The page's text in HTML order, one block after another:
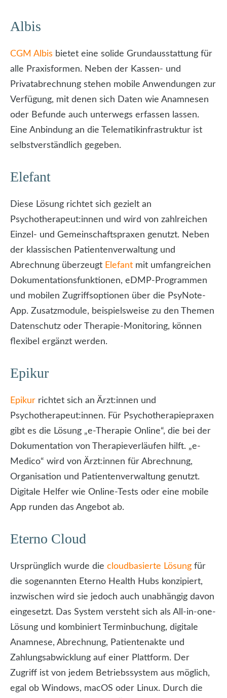
Albis
CGM Albis bietet eine solide Grundausstattung für
alle Praxisformen. Neben der Kassen- und
Privatabrechnung stehen mobile Anwendungen zur
Verfügung, mit denen sich Daten wie Anamnesen
oder Befunde auch unterwegs erfassen lassen.
Eine Anbindung an die Telematikinfrastruktur ist
selbstverständlich gegeben.
Elefant
Diese Lösung richtet sich gezielt an
Psychotherapeut:innen und wird von zahlreichen
Einzel- und Gemeinschaftspraxen genutzt. Neben
der klassischen Patientenverwaltung und
Abrechnung überzeugt Elefant mit umfangreichen
Dokumentationsfunktionen, eDMP-Programmen
und mobilen Zugriffsoptionen über die PsyNote-
App. Zusatzmodule, beispielsweise zu den Themen
Datenschutz oder Therapie-Monitoring, können
flexibel ergänzt werden.
Epikur
Epikur richtet sich an Ärzt:innen und
Psychotherapeut:innen. Für Psychotherapiepraxen
gibt es die Lösung „e-Therapie Online“, die bei der
Dokumentation von Therapieverläufen hilft. „e-
Medico“ wird von Ärzt:innen für Abrechnung,
Organisation und Patientenverwaltung genutzt.
Digitale Helfer wie Online-Tests oder eine mobile
App runden das Angebot ab.
Eterno Cloud
Ursprünglich wurde die cloudbasierte Lösung für
die sogenannten Eterno Health Hubs konzipiert,
inzwischen wird sie jedoch auch unabhängig davon
eingesetzt. Das System versteht sich als All-in-one-
Lösung und kombiniert Terminbuchung, digitale
Anamnese, Abrechnung, Patientenakte und
Zahlungsabwicklung auf einer Plattform. Der
Zugriff ist von jedem Betriebssystem aus möglich,
egal ob Windows, macOS oder Linux. Durch die